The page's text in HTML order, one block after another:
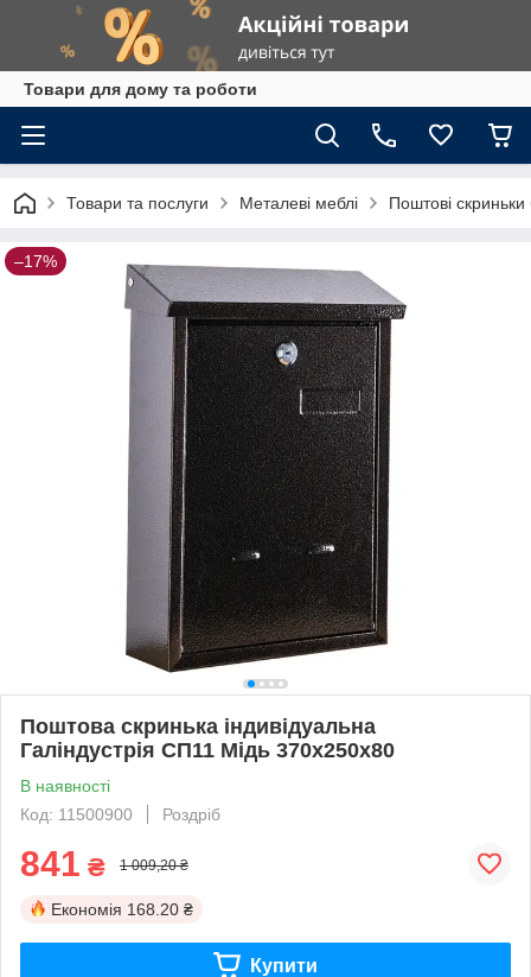
Товари для дому та роботи
Товари та послуги Металеві меблі Поштові скриньки
–17%
Поштова скринька індивідуальна
Галіндустрія СП11 Мідь 370х250х80
В наявності
Код: 11500900
Роздріб
841 ₴ 1 009,20 ₴
Економія 168.20 ₴
Купити